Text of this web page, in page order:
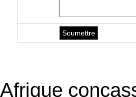
Afrique